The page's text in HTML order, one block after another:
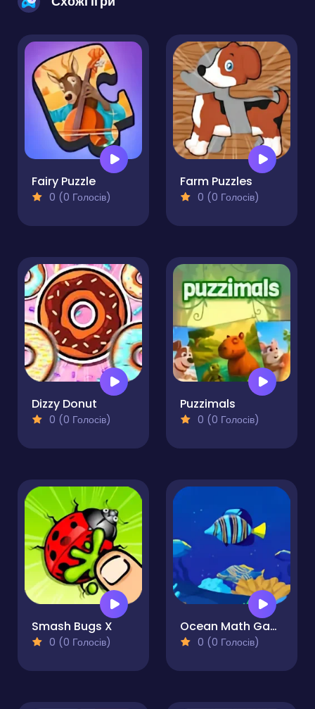
Fairy Puzzle
0 (0 Голосів)
Farm Puzzles
0 (0 Голосів)
Dizzy Donut
0 (0 Голосів)
Puzzimals
0 (0 Голосів)
Smash Bugs X
0 (0 Голосів)
Ocean Math Game Online
0 (0 Голосів)